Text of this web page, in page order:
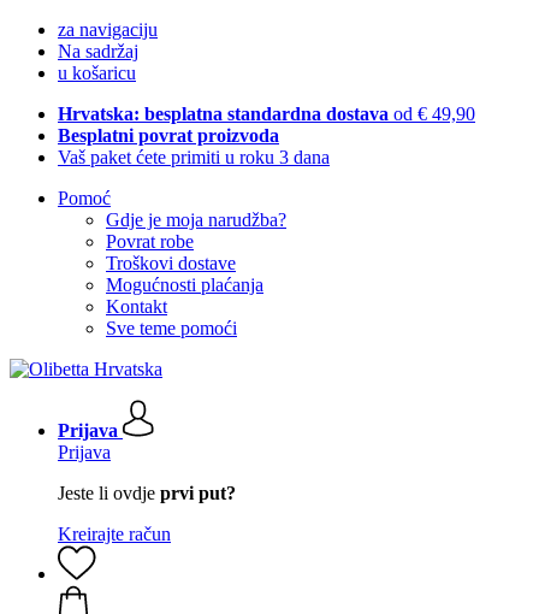
za navigaciju
Na sadržaj
u košaricu
Hrvatska: besplatna standardna dostava od € 49,90
Besplatni povrat proizvoda
Vaš paket ćete primiti u roku 3 dana
Pomoć
Gdje je moja narudžba?
Povrat robe
Troškovi dostave
Mogućnosti plaćanja
Kontakt
Sve teme pomoći
Prijava
Prijava
Jeste li ovdje prvi put?
Kreirajte račun